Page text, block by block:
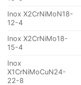
Inox X2CrNiMoN18-
12-4
Inox X2CrNiMo18-
15-4
Inox
X1CrNiMoCuN24-
22-8